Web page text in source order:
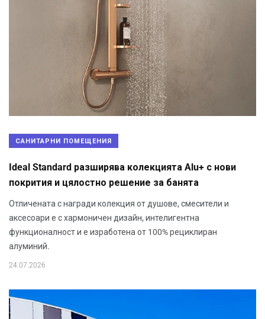
САНИТАРНИ ПОМЕЩЕНИЯ
Ideal Standard разширява колекцията Alu+ с нови
покрития и цялостно решение за банята
Отличената с награди колекция от душове, смесители и
аксесоари е с хармоничен дизайн, интелигентна
функционалност и е изработена от 100% рециклиран
алуминий.
24.07.2026